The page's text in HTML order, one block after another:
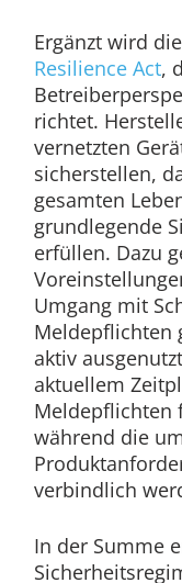
Ergänzt wird
Resilience Act,
richtet.
vernetzten
sicherstellen,
gesamten
grundlegende
erfüllen. Dazu
Umgang mit
Meldepflichten
aktiv
aktuellem
Meldepflichten
während die
verbindlich
In der Summe